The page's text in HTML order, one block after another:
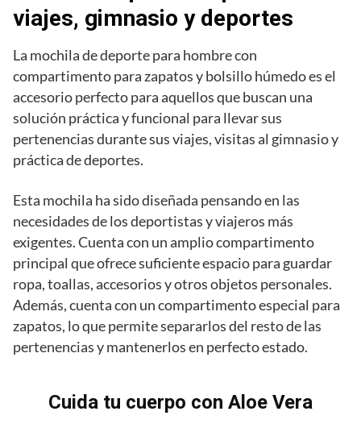
viajes, gimnasio y deportes
La mochila de deporte para hombre con
compartimento para zapatos y bolsillo húmedo es el
accesorio perfecto para aquellos que buscan una
solución práctica y funcional para llevar sus
pertenencias durante sus viajes, visitas al gimnasio y
práctica de deportes.
Esta mochila ha sido diseñada pensando en las
necesidades de los deportistas y viajeros más
exigentes. Cuenta con un amplio compartimento
principal que ofrece suficiente espacio para guardar
ropa, toallas, accesorios y otros objetos personales.
Además, cuenta con un compartimento especial para
zapatos, lo que permite separarlos del resto de las
pertenencias y mantenerlos en perfecto estado.
Cuida tu cuerpo con Aloe Vera